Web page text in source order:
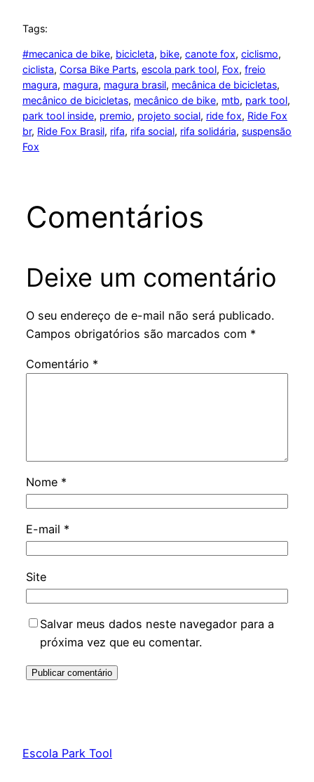
Tags:
#mecanica de bike, bicicleta, bike, canote fox, ciclismo
ciclista, Corsa Bike Parts, escola park tool, Fox, freio
magura, magura, magura brasil, mecânica de bicicletas
mecânico de bicicletas, mecânico de bike, mtb, park tool
park tool inside, premio, projeto social, ride fox, Ride Fox
br, Ride Fox Brasil, rifa, rifa social, rifa solidária, suspensão
Fox
Comentários
Deixe um comentário
O seu endereço de e-mail não será publicado.
Campos obrigatórios são marcados com *
Comentário *
Nome *
E-mail *
Site
Salvar meus dados neste navegador para a
próxima vez que eu comentar.
Escola Park Tool